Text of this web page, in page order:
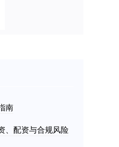
南
、配资与合规风险